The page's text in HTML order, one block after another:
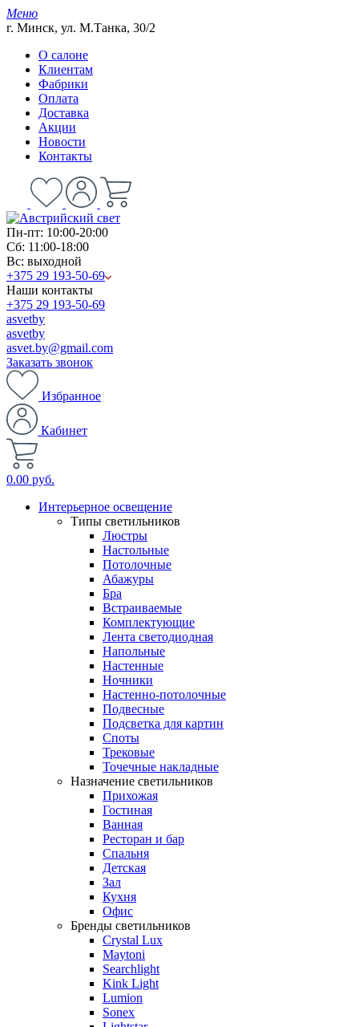
Меню
г. Минск, ул. М.Танка, 30/2
О салоне
Клиентам
Фабрики
Оплата
Доставка
Акции
Новости
Контакты
Пн-пт: 10:00-20:00
Сб: 11:00-18:00
Вс: выходной
+375 29 193-50-69
Наши контакты
+375 29 193-50-69
asvetby
asvetby
asvet.by@gmail.com
Заказать звонок
Избранное
Кабинет
0.00 руб.
Интерьерное освещение
Типы светильников
Люстры
Настольные
Потолочные
Абажуры
Бра
Встраиваемые
Комплектующие
Лента светодиодная
Напольные
Настенные
Ночники
Настенно-потолочные
Подвесные
Подсветка для картин
Споты
Трековые
Точечные накладные
Назначение светильников
Прихожая
Гостиная
Ванная
Ресторан и бар
Спальня
Детская
Зал
Кухня
Офис
Бренды светильников
Crystal Lux
Maytoni
Searchlight
Kink Light
Lumion
Sonex